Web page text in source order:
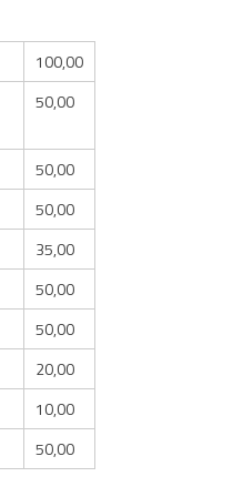
100,00
50,00
50,00
50,00
35,00
50,00
50,00
20,00
10,00
50,00